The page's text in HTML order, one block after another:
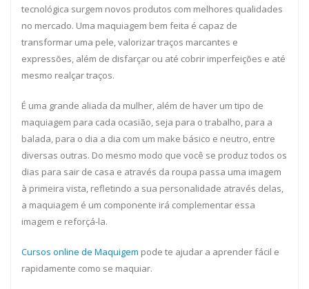
tecnológica surgem novos produtos com melhores qualidades
no mercado. Uma maquiagem bem feita é capaz de
transformar uma pele, valorizar traços marcantes e
expressões, além de disfarçar ou até cobrir imperfeições e até
mesmo realçar traços.
É uma grande aliada da mulher, além de haver um tipo de
maquiagem para cada ocasião, seja para o trabalho, para a
balada, para o dia a dia com um make básico e neutro, entre
diversas outras. Do mesmo modo que você se produz todos os
dias para sair de casa e através da roupa passa uma imagem
à primeira vista, refletindo a sua personalidade através delas,
a maquiagem é um componente irá complementar essa
imagem e reforçá-la.
Cursos online de Maquigem pode te ajudar a aprender fácil e
rapidamente como se maquiar.